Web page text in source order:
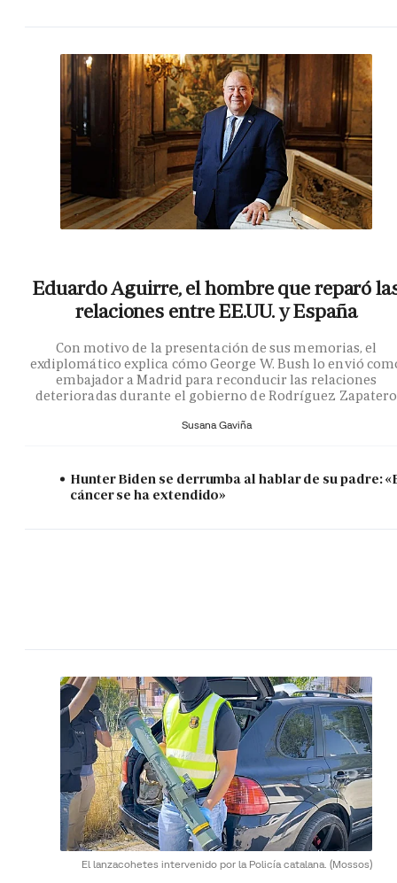
Eduardo Aguirre, el hombre que reparó
relaciones entre EE.UU. y España
Con motivo de la presentación de sus memorias, el
exdiplomático explica cómo George W. Bush lo envió
embajador a Madrid para reconducir las relaciones
deterioradas durante el gobierno de Rodríguez Zapatero
Susana Gaviña
Hunter Biden se derrumba al hablar de su padre:
cáncer se ha extendido»
El lanzacohetes intervenido por la Policía catalana. (Mossos)